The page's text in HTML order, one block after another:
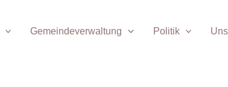
Gemeindeverwaltung Politik